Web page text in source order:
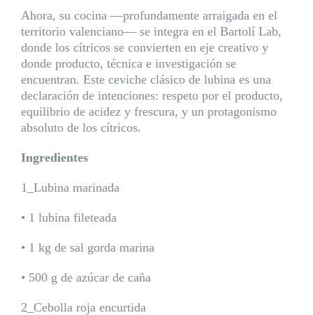
Ahora, su cocina —profundamente arraigada en el
territorio valenciano— se integra en el Bartolí Lab,
donde los cítricos se convierten en eje creativo y
donde producto, técnica e investigación se
encuentran. Este ceviche clásico de lubina es una
declaración de intenciones: respeto por el producto,
equilibrio de acidez y frescura, y un protagonismo
absoluto de los cítricos.
Ingredientes
1_Lubina marinada
• 1 lubina fileteada
• 1 kg de sal gorda marina
• 500 g de azúcar de caña
2_Cebolla roja encurtida